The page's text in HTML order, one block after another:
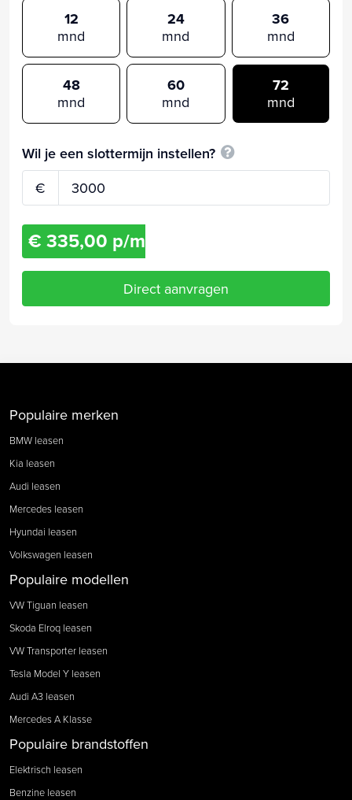
12
mnd
24
mnd
36
mnd
48
mnd
60
mnd
72
mnd
Wil je een slottermijn instellen?
€
€ 335,00 p/m
Direct aanvragen
Populaire merken
BMW leasen
Kia leasen
Audi leasen
Mercedes leasen
Hyundai leasen
Volkswagen leasen
Populaire modellen
VW Tiguan leasen
Skoda Elroq leasen
VW Transporter leasen
Tesla Model Y leasen
Audi A3 leasen
Mercedes A Klasse
Populaire brandstoffen
Elektrisch leasen
Benzine leasen